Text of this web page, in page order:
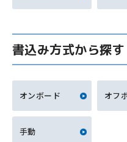
書込み方式から探す
オンボード オフ
手動